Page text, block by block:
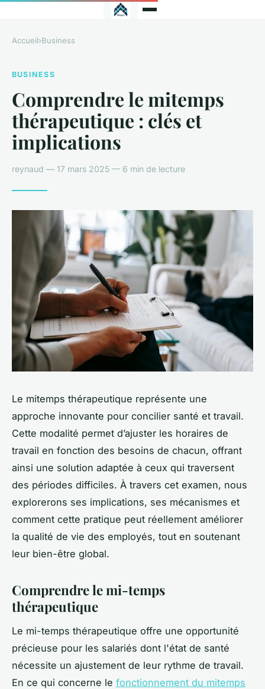
Accueil›Business
BUSINESS
Comprendre le mitemps
thérapeutique : clés et
implications
reynaud — 17 mars 2025 — 6 min de lecture
Le mitemps thérapeutique représente une
approche innovante pour concilier santé et travail.
Cette modalité permet d’ajuster les horaires de
travail en fonction des besoins de chacun, offrant
ainsi une solution adaptée à ceux qui traversent
des périodes difficiles. À travers cet examen, nous
explorerons ses implications, ses mécanismes et
comment cette pratique peut réellement améliorer
la qualité de vie des employés, tout en soutenant
leur bien-être global.
Comprendre le mi-temps
thérapeutique
Le mi-temps thérapeutique offre une opportunité
précieuse pour les salariés dont l'état de santé
nécessite un ajustement de leur rythme de travail.
En ce qui concerne le fonctionnement du mitemps